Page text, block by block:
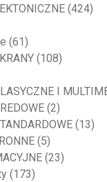
(424)
(61)
(108)
I
(2)
(13)
(5)
(23)
(173)